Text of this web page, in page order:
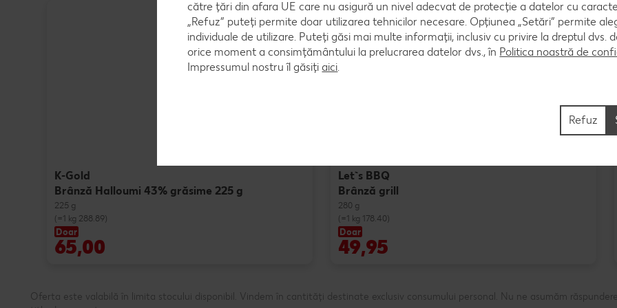
K-Gold
Brânză Halloumi 43% grăsime 225 g
225 g
(=1 kg 288.89)
Doar
65,00
Produse speciale
Let`s BBQ
Brânză grill
280 g
(=1 kg 178.40)
Doar
49,95
Oferta este valabilă în limita stocului disponibil. Vindem în cantități destinate exclusiv consumului personal. Nu ne asumăm
către țări din afara UE care nu asigură un nivel adecvat de protecție a datelor cu
„Refuz” puteți permite doar utilizarea tehnicilor necesare. Opțiunea „Setări” permite
individuale de utilizare. Puteți găsi mai multe informații, inclusiv cu privire la dreptul dvs.
orice moment a consimțământului la prelucrarea datelor dvs., în Politica noastră de
Impressumul nostru îl găsiți aici.
Refuz